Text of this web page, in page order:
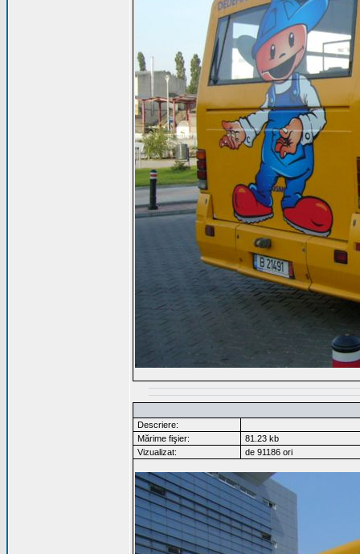
Descriere:
Mărime fişier:
81.23 kb
Vizualizat:
de 91186 ori